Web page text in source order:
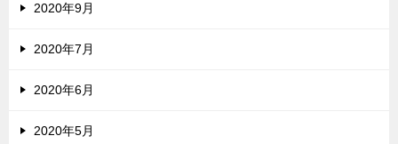
2020年9月
2020年7月
2020年6月
2020年5月